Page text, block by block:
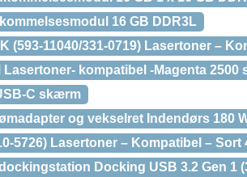
16 GB DDR3L
(593-11040/331-0719) Lasertoner –
Lasertoner- kompatibel -Magenta 2500
C skærm
og vekselret Indendørs 180
5726) Lasertoner – Kompatibel – Sort
Docking USB 3.2 Gen 1